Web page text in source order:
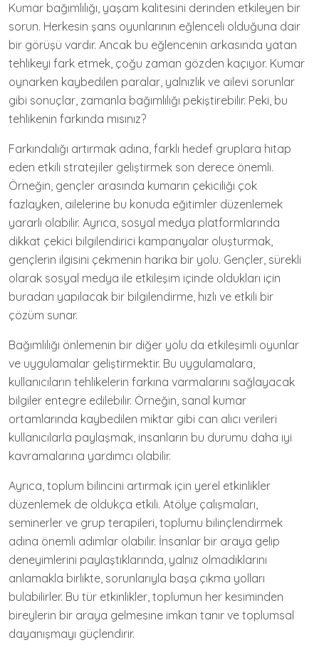
Kumar bağımlılığı, yaşam kalitesini derinden etkileyen bir
sorun. Herkesin şans oyunlarının eğlenceli olduğuna dair
bir görüşü vardır. Ancak bu eğlencenin arkasında yatan
tehlikeyi fark etmek, çoğu zaman gözden kaçıyor. Kumar
oynarken kaybedilen paralar, yalnızlık ve ailevi sorunlar
gibi sonuçlar, zamanla bağımlılığı pekiştirebilir. Peki, bu
tehlikenin farkında mısınız?
Farkındalığı artırmak adına, farklı hedef gruplara hitap
eden etkili stratejiler geliştirmek son derece önemli.
Örneğin, gençler arasında kumarın çekiciliği çok
fazlayken, ailelerine bu konuda eğitimler düzenlemek
yararlı olabilir. Ayrıca, sosyal medya platformlarında
dikkat çekici bilgilendirici kampanyalar oluşturmak,
gençlerin ilgisini çekmenin harika bir yolu. Gençler, sürekli
olarak sosyal medya ile etkileşim içinde oldukları için
buradan yapılacak bir bilgilendirme, hızlı ve etkili bir
çözüm sunar.
Bağımlılığı önlemenin bir diğer yolu da etkileşimli oyunlar
ve uygulamalar geliştirmektir. Bu uygulamalara,
kullanıcıların tehlikelerin farkına varmalarını sağlayacak
bilgiler entegre edilebilir. Örneğin, sanal kumar
ortamlarında kaybedilen miktar gibi can alıcı verileri
kullanıcılarla paylaşmak, insanların bu durumu daha iyi
kavramalarına yardımcı olabilir.
Ayrıca, toplum bilincini artırmak için yerel etkinlikler
düzenlemek de oldukça etkili. Atölye çalışmaları,
seminerler ve grup terapileri, toplumu bilinçlendirmek
adına önemli adımlar olabilir. İnsanlar bir araya gelip
deneyimlerini paylaştıklarında, yalnız olmadıklarını
anlamakla birlikte, sorunlarıyla başa çıkma yolları
bulabilirler. Bu tür etkinlikler, toplumun her kesiminden
bireylerin bir araya gelmesine imkan tanır ve toplumsal
dayanışmayı güçlendirir.